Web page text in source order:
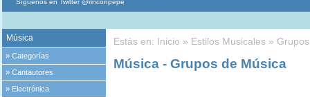
Síguenos en Twitter @rinconpepe
Música
»Categorías
»Cantautores
» Electrónica
Estás en: Inicio » Estilos Musicales»
Música - Grupos de Música